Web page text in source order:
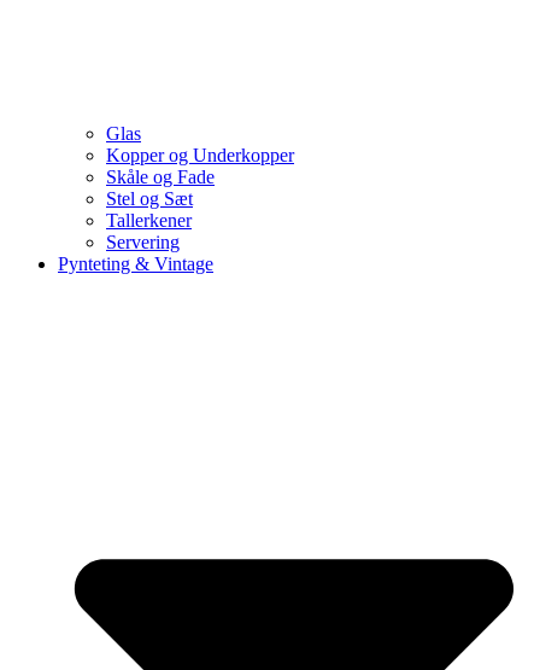
Glas
Kopper og Underkopper
Skåle og Fade
Stel og Sæt
Tallerkener
Servering
Pynteting & Vintage